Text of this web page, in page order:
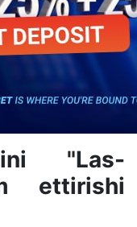
"Las-
ettirishi